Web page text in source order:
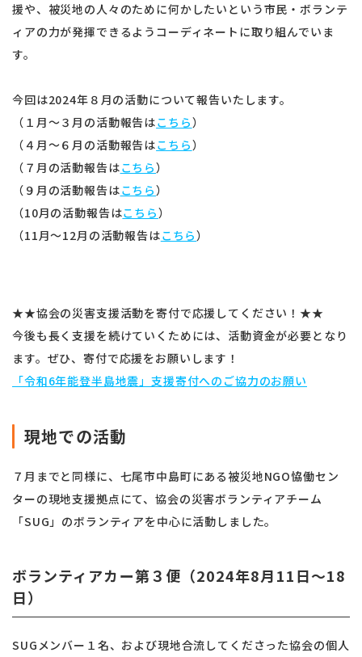
援や、被災地の人々のために何かしたいという市民・ボランテ
ィアの力が発揮できるようコーディネートに取り組んでいま
す。
今回は2024年８月の活動について報告いたします。
（１月〜３月の活動報告はこちら）
（４月〜６月の活動報告はこちら）
（７月の活動報告はこちら）
（９月の活動報告はこちら）
（10月の活動報告はこちら）
（11月〜12月の活動報告はこちら）
★★協会の災害支援活動を寄付で応援してください！★★
今後も長く支援を続けていくためには、活動資金が必要となり
ます。ぜひ、寄付で応援をお願いします！
「令和6年能登半島地震」支援寄付へのご協力のお願い
現地での活動
７月までと同様に、七尾市中島町にある被災地NGO恊働セン
ターの現地支援拠点にて、協会の災害ボランティアチーム
「SUG」のボランティアを中心に活動しました。
ボランティアカー第３便（2024年8月11日〜18
日）
SUGメンバー１名、および現地合流してくださった協会の個人